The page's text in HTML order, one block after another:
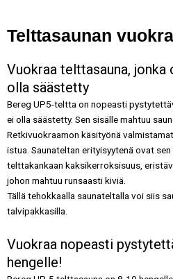
Telttasaunan
Vuokraa telttasauna, jonka
olla säästetty
Bereg UP5-teltta on nopeasti
ei olla säästetty. Sen sisälle mahtuu
Retkivuokraamon käsityönä
istua. Saunateltan erityisyytenä ovat
telttakankaan kaksikerroksisuus,
johon mahtuu runsaasti kiviä.
Tällä tehokkaalla saunateltalla voi siis
talvipakkasilla.
Vuokraa nopeasti
hengelle!